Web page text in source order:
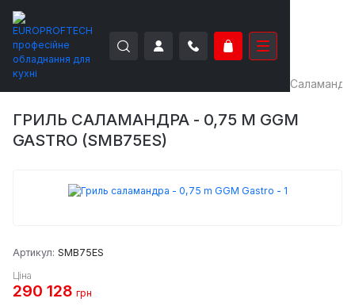
EUROPROFTECH
ГРИЛЬ САЛАМАНДРА - 0,75 M GGM
GASTRO (SMB75ES)
Артикул: SMB75ES
Ціна
290 128 грн